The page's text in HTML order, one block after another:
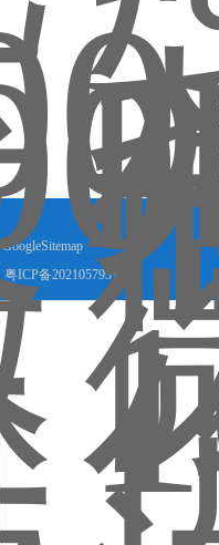
GoogleSitemap
粤ICP备2021057931号